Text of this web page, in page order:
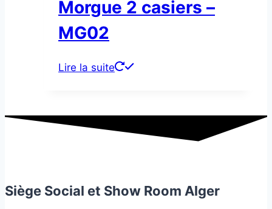
Morgue 2 casiers –
MG02
Lire la suite
Siège Social et Show Room Alger